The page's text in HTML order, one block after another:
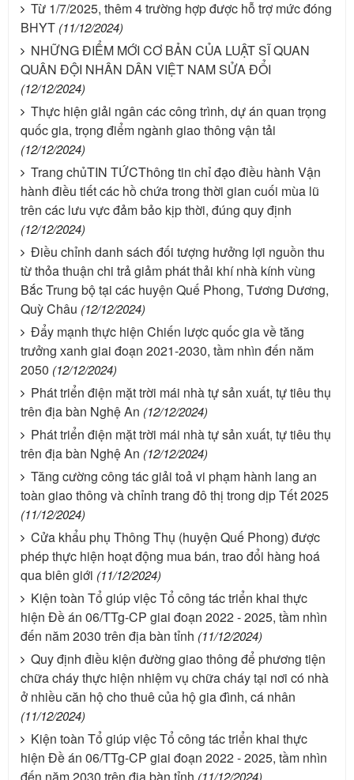
Từ 1/7/2025, thêm 4 trường hợp được hỗ trợ mức đóng
BHYT (11/12/2024)
NHỮNG ĐIỂM MỚI CƠ BẢN CỦA LUẬT SĨ QUAN
QUÂN ĐỘI NHÂN DÂN VIỆT NAM SỬA ĐỔI
(12/12/2024)
Thực hiện giải ngân các công trình, dự án quan trọng
quốc gia, trọng điểm ngành giao thông vận tải
(12/12/2024)
Trang chủTIN TỨCThông tin chỉ đạo điều hành Vận
hành điều tiết các hồ chứa trong thời gian cuối mùa lũ
trên các lưu vực đảm bảo kịp thời, đúng quy định
(12/12/2024)
Điều chỉnh danh sách đối tượng hưởng lợi nguồn thu
từ thỏa thuận chi trả giảm phát thải khí nhà kính vùng
Bắc Trung bộ tại các huyện Quế Phong, Tương Dương,
Quỳ Châu (12/12/2024)
Đẩy mạnh thực hiện Chiến lược quốc gia về tăng
trưởng xanh giai đoạn 2021-2030, tầm nhìn đến năm
2050 (12/12/2024)
Phát triển điện mặt trời mái nhà tự sản xuất, tự tiêu thụ
trên địa bàn Nghệ An (12/12/2024)
Phát triển điện mặt trời mái nhà tự sản xuất, tự tiêu thụ
trên địa bàn Nghệ An (12/12/2024)
Tăng cường công tác giải toả vi phạm hành lang an
toàn giao thông và chỉnh trang đô thị trong dịp Tết 2025
(11/12/2024)
Cửa khẩu phụ Thông Thụ (huyện Quế Phong) được
phép thực hiện hoạt động mua bán, trao đổi hàng hoá
qua biên giới (11/12/2024)
Kiện toàn Tổ giúp việc Tổ công tác triển khai thực
hiện Đề án 06/TTg-CP giai đoạn 2022 - 2025, tầm nhìn
đến năm 2030 trên địa bàn tỉnh (11/12/2024)
Quy định điều kiện đường giao thông để phương tiện
chữa cháy thực hiện nhiệm vụ chữa cháy tại nơi có nhà
ở nhiều căn hộ cho thuê của hộ gia đình, cá nhân
(11/12/2024)
Kiện toàn Tổ giúp việc Tổ công tác triển khai thực
hiện Đề án 06/TTg-CP giai đoạn 2022 - 2025, tầm nhìn
(11/12/2024)